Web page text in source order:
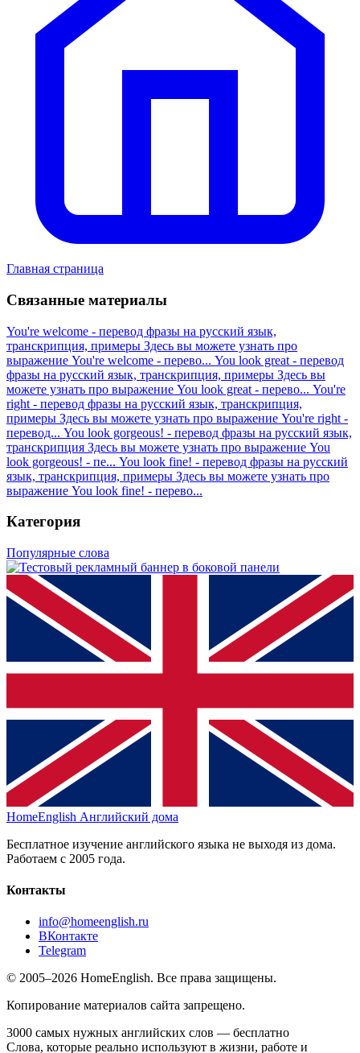
Главная страница
Связанные материалы
You're welcome - перевод фразы на русский язык,
транскрипция, примеры Здесь вы можете узнать про
выражение You're welcome - перево... You look great - перевод
фразы на русский язык, транскрипция, примеры Здесь вы
можете узнать про выражение You look great - перево... You're
right - перевод фразы на русский язык, транскрипция,
примеры Здесь вы можете узнать про выражение You're right -
перевод... You look gorgeous! - перевод фразы на русский язык,
транскрипция Здесь вы можете узнать про выражение You
look gorgeous! - пе... You look fine! - перевод фразы на русский
язык, транскрипция, примеры Здесь вы можете узнать про
выражение You look fine! - перево...
Категория
Популярные слова
HomeEnglish Английский дома
Бесплатное изучение английского языка не выходя из дома.
Работаем с 2005 года.
Контакты
info@homeenglish.ru
ВКонтакте
Telegram
© 2005–2026 HomeEnglish. Все права защищены.
Копирование материалов сайта запрещено.
3000 самых нужных английских слов — бесплатно
Слова, которые реально используют в жизни, работе и